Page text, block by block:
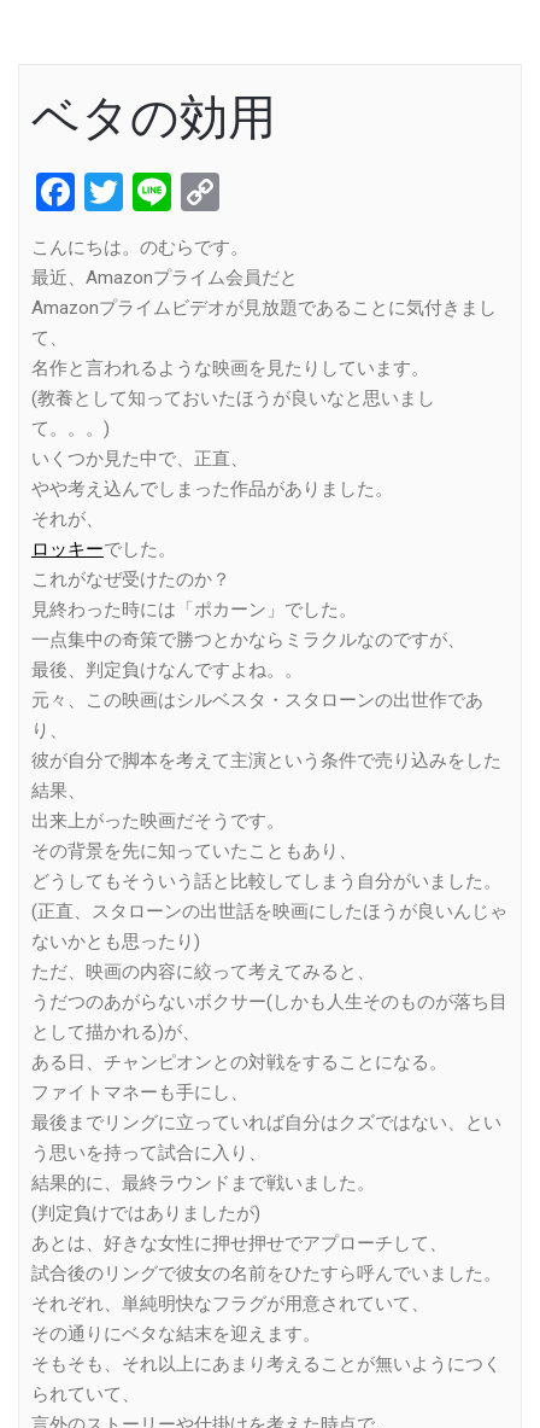
ベタの効用
Facebook
Twitter
Line
Link
こんにちは。のむらです。
最近、Amazonプライム会員だと
Amazonプライムビデオが見放題であることに気付きまし
て、
名作と言われるような映画を見たりしています。
(教養として知っておいたほうが良いなと思いまし
て。。。)
いくつか見た中で、正直、
やや考え込んでしまった作品がありました。
それが、
ロッキーでした。
これがなぜ受けたのか？
見終わった時には「ポカーン」でした。
一点集中の奇策で勝つとかならミラクルなのですが、
最後、判定負けなんですよね。。
元々、この映画はシルベスタ・スタローンの出世作であ
り、
彼が自分で脚本を考えて主演という条件で売り込みをした
結果、
出来上がった映画だそうです。
その背景を先に知っていたこともあり、
どうしてもそういう話と比較してしまう自分がいました。
(正直、スタローンの出世話を映画にしたほうが良いんじゃ
ないかとも思ったり)
ただ、映画の内容に絞って考えてみると、
うだつのあがらないボクサー(しかも人生そのものが落ち目
として描かれる)が、
ある日、チャンピオンとの対戦をすることになる。
ファイトマネーも手にし、
最後までリングに立っていれば自分はクズではない、とい
う思いを持って試合に入り、
結果的に、最終ラウンドまで戦いました。
(判定負けではありましたが)
あとは、好きな女性に押せ押せでアプローチして、
試合後のリングで彼女の名前をひたすら呼んでいました。
それぞれ、単純明快なフラグが用意されていて、
その通りにベタな結末を迎えます。
そもそも、それ以上にあまり考えることが無いようにつく
られていて、